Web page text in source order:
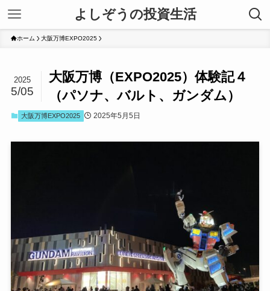
よしぞうの投資生活
ホーム 大阪万博EXPO2025
大阪万博（EXPO2025）体験記４
（パソナ、バルト、ガンダム）
2025
5/05
大阪万博EXPO2025 2025年5月5日